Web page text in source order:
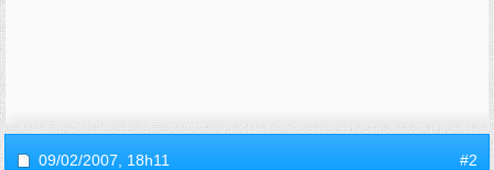
09/02/2007, 18h11 #2